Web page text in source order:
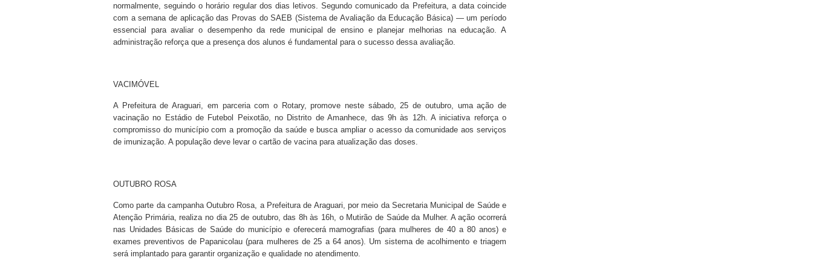
normalmente, seguindo o horário regular dos dias letivos. Segundo comunicado da Prefeitura, a data coincide
com a semana de aplicação das Provas do SAEB (Sistema de Avaliação da Educação Básica) — um período
essencial para avaliar o desempenho da rede municipal de ensino e planejar melhorias na educação. A
administração reforça que a presença dos alunos é fundamental para o sucesso dessa avaliação.
VACIMÓVEL
A Prefeitura de Araguari, em parceria com o Rotary, promove neste sábado, 25 de outubro, uma ação de
vacinação no Estádio de Futebol Peixotão, no Distrito de Amanhece, das 9h às 12h. A iniciativa reforça o
compromisso do município com a promoção da saúde e busca ampliar o acesso da comunidade aos serviços
de imunização. A população deve levar o cartão de vacina para atualização das doses.
OUTUBRO ROSA
Como parte da campanha Outubro Rosa, a Prefeitura de Araguari, por meio da Secretaria Municipal de Saúde e
Atenção Primária, realiza no dia 25 de outubro, das 8h às 16h, o Mutirão de Saúde da Mulher. A ação ocorrerá
nas Unidades Básicas de Saúde do município e oferecerá mamografias (para mulheres de 40 a 80 anos) e
exames preventivos de Papanicolau (para mulheres de 25 a 64 anos). Um sistema de acolhimento e triagem
será implantado para garantir organização e qualidade no atendimento.